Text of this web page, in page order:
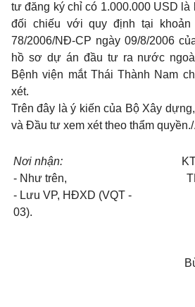
tư đăng ký chỉ có 1.000.000 USD là
đối chiếu với quy định tại
78/2006/NĐ-CP ngày 09/8/2006
hồ sơ dự án đầu tư ra nước
Bệnh viện mắt Thái Thành Nam
xét.
Trên đây là ý kiến của Bộ Xây
và Đầu tư xem xét theo thẩm quyền./.
Nơi nhận:
- Như trên,
- Lưu VP, HĐXD (VQT -
03).